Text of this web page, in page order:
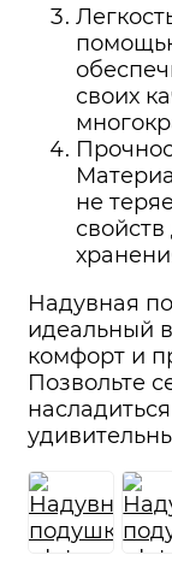
своих
не
Надувная
идеальный
комфорт и
Позвольте